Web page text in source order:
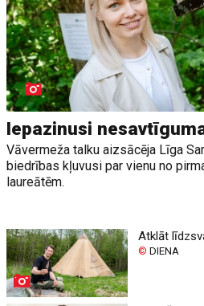
Iepazinusi
Vāvermeža talku aizsācēja Līga
biedrības kļuvusi par vienu no
laureātēm.
Atklāt
© DIENA